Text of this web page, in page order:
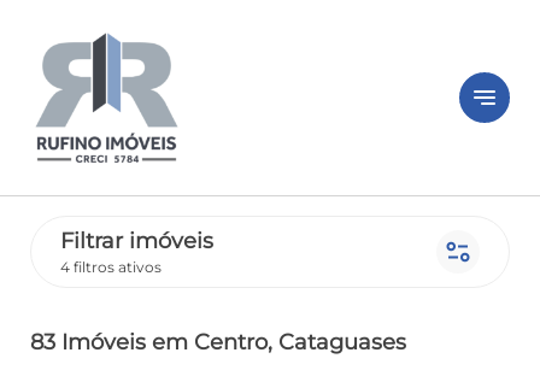
notes
Filtrar imóveis
4 filtros ativos page_info
83 Imóveis em Centro, Cataguases